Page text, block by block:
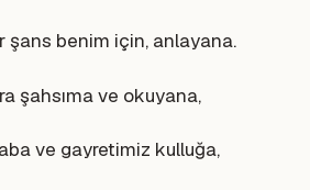
şans benim için, anlayana.
şahsıma ve okuyana,
ve gayretimiz kulluğa,